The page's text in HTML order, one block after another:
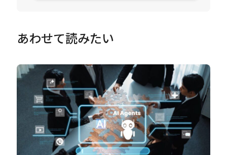
あわせて読みたい